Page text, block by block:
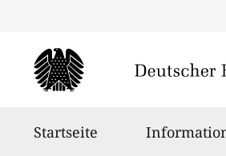
Startseite